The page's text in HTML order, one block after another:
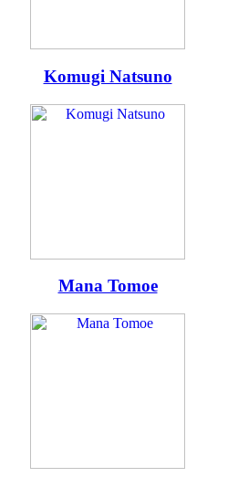
Komugi Natsuno
Mana Tomoe